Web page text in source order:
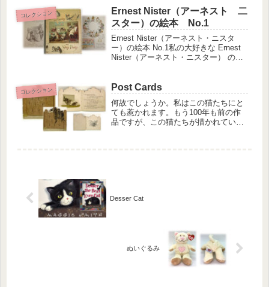
なので取り扱いは要注意...
コレクション
Ernest Nister（アーネスト 二
スター）の絵本 No.1
Ernest Nister（アーネスト・ニスタ
ー）の絵本 No.1私の大好きな Ernest
Nister（アーネスト・ニスター） の絵
で 2000冊を超える絵本の出版 に...
コレクション Post Cards
何故でしょうか。私はこの猫たちにと
ても惹かれます。もう100年も前の作
品ですが、この猫たちが描かれている
Desser Cat
ぬいぐるみ